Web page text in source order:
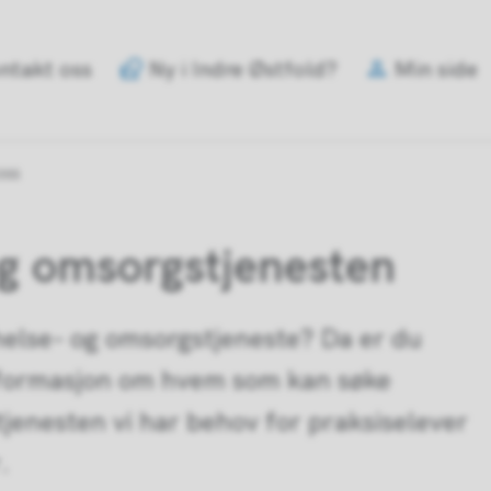
oss Ny i Indre Østfold? Min side
omsorgstjenesten
og omsorgstjeneste? Da er du
om hvem som kan søke
vi har behov for praksiselever